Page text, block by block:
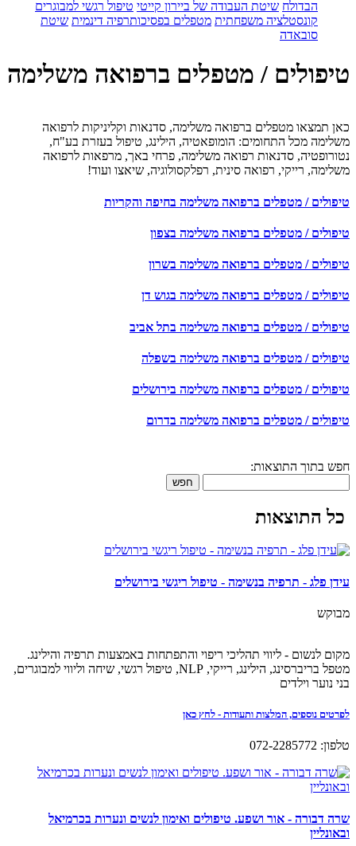
הבדולח שיטת העבודה של ביירון קייטי טיפול רגשי למבוגרים
קונסטלציה משפחתית מטפלים בפסיכותרפיה דינמית שיטת
סובאדה
טיפולים / מטפלים ברפואה משלימה
כאן תמצאו מטפלים ברפואה משלימה, סדנאות וקליניקות לרפואה
משלימה מכל התחומים: הומופאטיה, הילינג, טיפול בעזרת בע"ח,
נטורופטיה, סדנאות רפואה משלימה, פרחי באך, מרפאות לרפואה
משלימה, רייקי, רפואה סינית, רפלקסולוגיה, שיאצו ועוד!
טיפולים / מטפלים ברפואה משלימה בחיפה והקריות
טיפולים / מטפלים ברפואה משלימה בצפון
טיפולים / מטפלים ברפואה משלימה בשרון
טיפולים / מטפלים ברפואה משלימה בגוש דן
טיפולים / מטפלים ברפואה משלימה בתל אביב
טיפולים / מטפלים ברפואה משלימה בשפלה
טיפולים / מטפלים ברפואה משלימה בירושלים
טיפולים / מטפלים ברפואה משלימה בדרום
חפש בתוך התוצאות:
חפש
כל התוצאות
עידן פלג - תרפיה בנשימה - טיפול ריגשי בירושלים
מבוקש
מקום לנשום - ליווי תהליכי ריפוי והתפתחות באמצעות תרפיה והילינג.
מטפל בריברסינג, הילינג, רייקי, NLP, טיפול רגשי, שיחה וליווי למבוגרים,
בני נוער וילדים
לפרטים נוספים, המלצות ותעודות - לחץ כאן
טלפון: 072-2285772
שרה דבורה - אור ושפע. טיפולים ואימון לנשים ונערות בכרמיאל
ובאונליין